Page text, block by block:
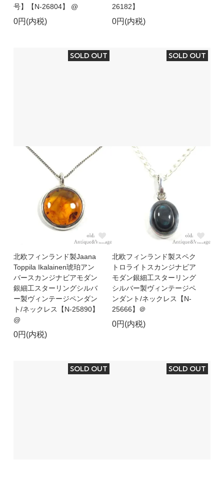
号】【N-26804】 @
0円(内税)
26182】
0円(内税)
SOLD OUT
北欧フィンランド製Jaana
Toppila Ikalainen琥珀アン
バースカンジナビアモダン
銀細工スターリングシルバ
ー製ヴィンテージペンダン
ト/ネックレス【N-25890】
@
0円(内税)
SOLD OUT
北欧フィンランド製スペク
トロライトスカンジナビア
モダン銀細工スターリング
シルバー製ヴィンテージペ
ンダント/ネックレス【N-
25666】＠
0円(内税)
SOLD OUT SOLD OUT